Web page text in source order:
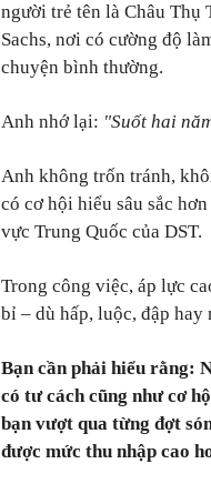
người trẻ tên là Châu Thụ
Sachs, nơi có cường độ
chuyện bình thường.
Anh nhớ lại: "Suốt hai
Anh không trốn tránh,
có cơ hội hiểu sâu sắc
vực Trung Quốc của DST.
Trong công việc, áp lực
bỉ – dù hấp, luộc, đập
Bạn cần phải hiểu rằng:
có tư cách cũng như cơ
bạn vượt qua từng đợt
được mức thu nhập cao